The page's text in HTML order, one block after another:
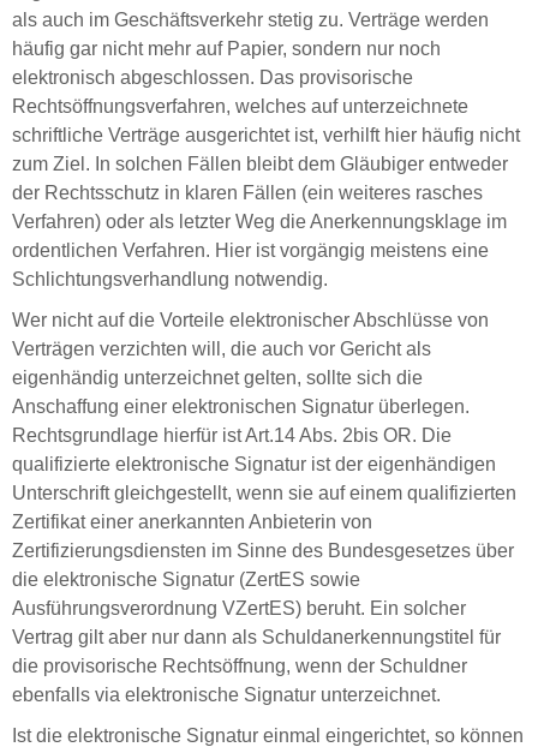
als auch im Geschäftsverkehr stetig zu. Verträge werden
häufig gar nicht mehr auf Papier, sondern nur noch
elektronisch abgeschlossen. Das provisorische
Rechtsöffnungsverfahren, welches auf unterzeichnete
schriftliche Verträge ausgerichtet ist, verhilft hier häufig nicht
zum Ziel. In solchen Fällen bleibt dem Gläubiger entweder
der Rechtsschutz in klaren Fällen (ein weiteres rasches
Verfahren) oder als letzter Weg die Anerkennungsklage im
ordentlichen Verfahren. Hier ist vorgängig meistens eine
Schlichtungsverhandlung notwendig.
Wer nicht auf die Vorteile elektronischer Abschlüsse von
Verträgen verzichten will, die auch vor Gericht als
eigenhändig unterzeichnet gelten, sollte sich die
Anschaffung einer elektronischen Signatur überlegen.
Rechtsgrundlage hierfür ist Art.14 Abs. 2bis OR. Die
qualifizierte elektronische Signatur ist der eigenhändigen
Unterschrift gleichgestellt, wenn sie auf einem qualifizierten
Zertifikat einer anerkannten Anbieterin von
Zertifizierungsdiensten im Sinne des Bundesgesetzes über
die elektronische Signatur (ZertES sowie
Ausführungsverordnung VZertES) beruht. Ein solcher
Vertrag gilt aber nur dann als Schuldanerkennungstitel für
die provisorische Rechtsöffnung, wenn der Schuldner
ebenfalls via elektronische Signatur unterzeichnet.
Ist die elektronische Signatur einmal eingerichtet, so können